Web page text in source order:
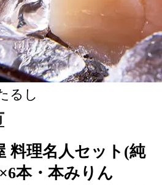
るし
料理名人セット(純
本・本みりん